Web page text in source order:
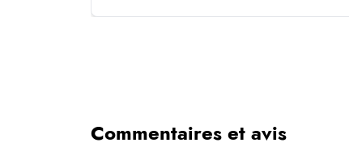
Commentaires et avis